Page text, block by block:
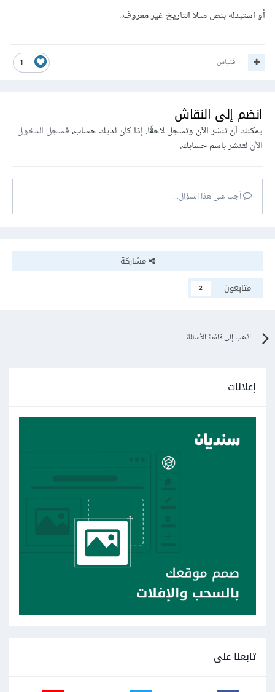
أو استبدله بنص مثلا التاريخ غير معروف..
1 اقتباس
انضم إلى النقاش
يمكنك أن تنشر الآن وتسجل لاحقًا. إذا كان لديك حساب،فسجل الدخول
الآنلتنشر باسم حسابك.
أجب على هذا السؤال...
مشاركة
متابعون
2
اذهب إلى قائمة الأسئلة
إعلانات
تابعنا على